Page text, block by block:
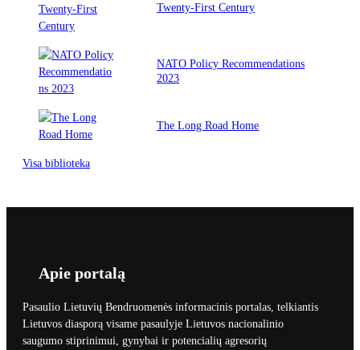
Twenty-First Century
NATO Policy Recommendations
2023
The Long Road Home
Visa biblioteka
Apie portalą
Pasaulio Lietuvių Bendruomenės informacinis portalas, telkiantis
Lietuvos diasporą visame pasaulyje Lietuvos nacionalinio
saugumo stiprinimui, gynybai ir potencialių agresorių